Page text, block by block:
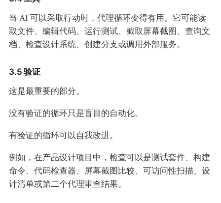
当 AI 可以采取行动时，代理循环变得有用。它可能读
取文件、编辑代码、运行测试、截取屏幕截图、查询文
档、检查设计系统、创建分支或调用外部服务。
3.5 验证
这是最重要的部分。
没有验证的循环只是盲目的自动化。
有验证的循环可以自我改进。
例如，在产品设计项目中，检查可以是测试套件、构建
命令、代码检查器、屏幕截图比较、可访问性扫描、设
计清单或第二个代理审查结果。